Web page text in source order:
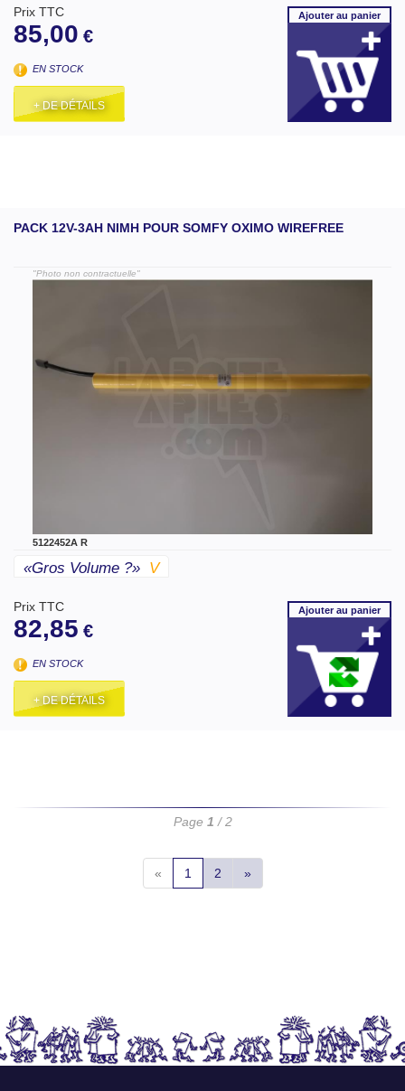
Prix TTC
85,00 €
EN STOCK
+ DE DÉTAILS
Ajouterau panier
PACK 12V-3AH NIMH POUR SOMFY OXIMO WIREFREE
"Photo non contractuelle"
5122452A R
«gros Volume ?» V
Prix TTC
82,85 €
EN STOCK
+ DE DÉTAILS
Ajouterau panier
Page 1 / 2
« 1 2 »